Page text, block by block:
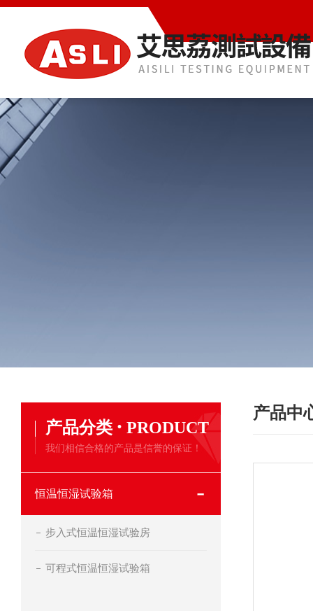
产品分类 · PRODUCT
我们相信合格的产品是信誉的保证！
恒温恒湿试验箱
步入式恒温恒湿试验房
可程式恒温恒湿试验箱
产品中